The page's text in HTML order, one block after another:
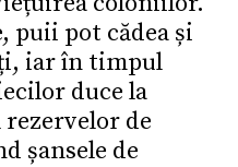
puii pot cădea și
iar în timpul
duce la
de
șansele de